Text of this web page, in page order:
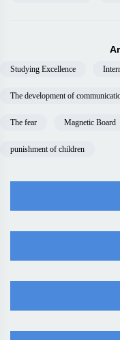
Studying Excellence
The development of
The fear Magnetic Board
punishment of children